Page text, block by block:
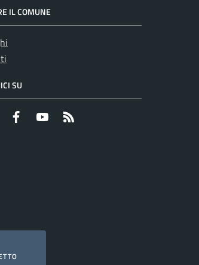
IL COMUNE
SU
Twitter Facebook YouTube
I COOKIES